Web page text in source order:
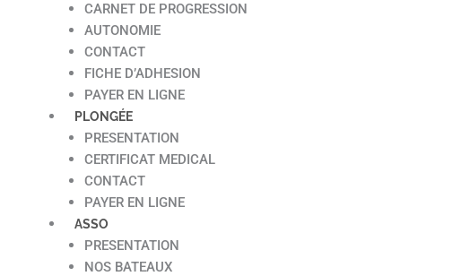
CARNET DE PROGRESSION
AUTONOMIE
CONTACT
FICHE D’ADHESION
PAYER EN LIGNE
PLONGÉE
PRESENTATION
CERTIFICAT MEDICAL
CONTACT
PAYER EN LIGNE
ASSO
PRESENTATION
NOS BATEAUX